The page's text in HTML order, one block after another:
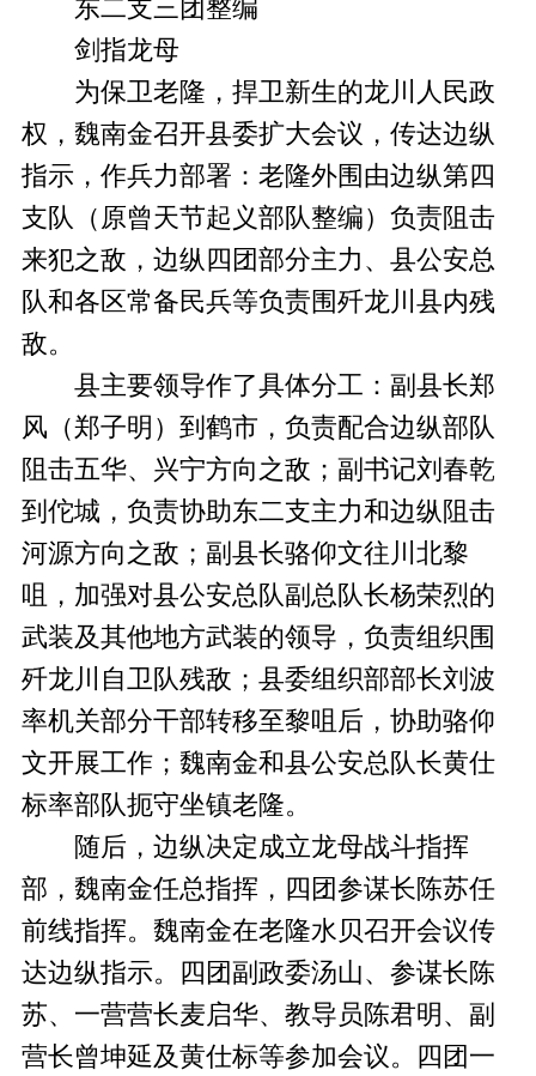
东二支三团整编
剑指龙母
为保卫老隆，捍卫新生的龙川人民政
权，魏南金召开县委扩大会议，传达边纵
指示，作兵力部署：老隆外围由边纵第四
支队（原曾天节起义部队整编）负责阻击
来犯之敌，边纵四团部分主力、县公安总
队和各区常备民兵等负责围歼龙川县内残
敌。
县主要领导作了具体分工：副县长郑
风（郑子明）到鹤市，负责配合边纵部队
阻击五华、兴宁方向之敌；副书记刘春乾
到佗城，负责协助东二支主力和边纵阻击
河源方向之敌；副县长骆仰文往川北黎
咀，加强对县公安总队副总队长杨荣烈的
武装及其他地方武装的领导，负责组织围
歼龙川自卫队残敌；县委组织部部长刘波
率机关部分干部转移至黎咀后，协助骆仰
文开展工作；魏南金和县公安总队长黄仕
标率部队扼守坐镇老隆。
随后，边纵决定成立龙母战斗指挥
部，魏南金任总指挥，四团参谋长陈苏任
前线指挥。魏南金在老隆水贝召开会议传
达边纵指示。四团副政委汤山、参谋长陈
苏、一营营长麦启华、教导员陈君明、副
营长曾坤延及黄仕标等参加会议。四团一